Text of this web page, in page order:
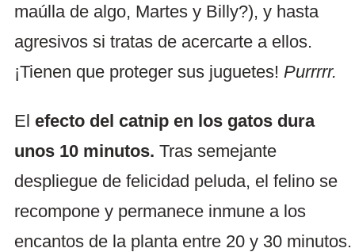
maúlla de algo, Martes y Billy?), y hasta
agresivos si tratas de acercarte a ellos.
¡Tienen que proteger sus juguetes! Purrrrr.
El efecto del catnip en los gatos dura
unos 10 minutos. Tras semejante
despliegue de felicidad peluda, el felino se
recompone y permanece inmune a los
encantos de la planta entre 20 y 30 minutos.